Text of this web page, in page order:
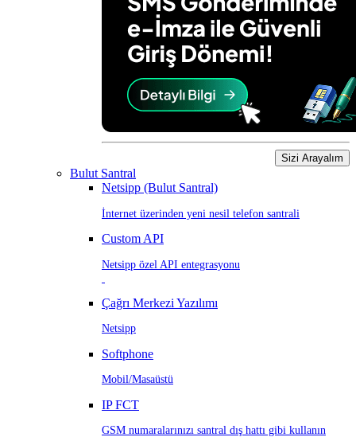
Sizi Arayalım
Bulut Santral
Netsipp (Bulut Santral)
İnternet üzerinden yeni nesil telefon santrali
Custom API
Netsipp özel API entegrasyonu
Çağrı Merkezi Yazılımı
Netsipp
Softphone
Mobil/Masaüstü
IP FCT
GSM numaralarınızı santral dış hattı gibi kullanın